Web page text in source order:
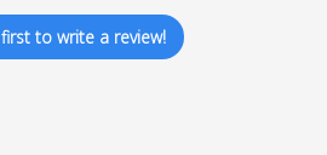
to write a review!